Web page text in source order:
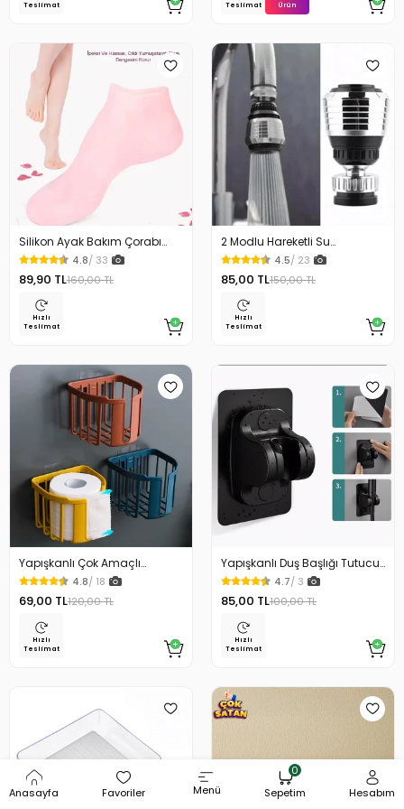
Anasayfa Favoriler Menü
0
Sepetim
Hesabım
Teslimat
Teslimat
Ürün
Silikon Ayak Bakım Çorabı
Nemlendirici Çatlak Önleyici
4.8/ 33
89,90 TL160,00 TL
Hızlı
Teslimat
2 Modlu Hareketli Su
Tasarruflu Musluk Kısa
4.5/ 23
85,00 TL150,00 TL
Hızlı
Teslimat
Yapışkanlı Çok Amaçlı
Tuvalet Kağıdı Tutucu
4.8/ 18
69,00 TL120,00 TL
Hızlı
Teslimat
Yapışkanlı Duş Başlığı Tutucu
Ayarlı Siyah
4.7/ 3
85,00 TL100,00 TL
Hızlı
Teslimat